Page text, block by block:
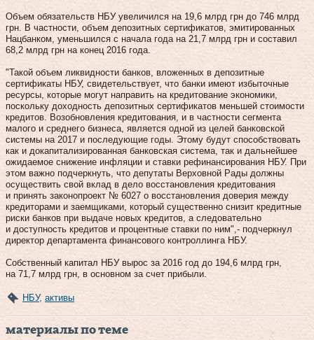
Объем обязательств НБУ увеличился на 19,6 млрд грн до 746 млрд
грн. В частности, объем депозитных сертификатов, эмитированных
Нацбанком, уменьшился с начала года на 21,7 млрд грн и составил
68,2 млрд грн на конец 2016 года.
"Такой объем ликвидности банков, вложенных в депозитные
сертификаты НБУ, свидетельствует, что банки имеют избыточные
ресурсы, которые могут направить на кредитование экономики,
поскольку доходность депозитных сертификатов меньшей стоимости
кредитов. Возобновления кредитования, и в частности сегмента
малого и среднего бизнеса, является одной из целей банковской
системы на 2017 и последующие годы. Этому будут способствовать
как и докапитализированная банковская система, так и дальнейшее
ожидаемое снижение инфляции и ставки рефинансирования НБУ. При
этом важно подчеркнуть, что депутаты Верховной Рады должны
осуществить свой вклад в дело восстановления кредитования
и принять законопроект № 6027 о восстановления доверия между
кредиторами и заемщиками, который существенно снизит кредитные
риски банков при выдаче новых кредитов, а следовательно
и доступность кредитов и процентные ставки по ним",- подчеркнул
директор департамента финансового контроллинга НБУ.
Собственный капитал НБУ вырос за 2016 год до 194,6 млрд грн,
на 71,7 млрд грн, в основном за счет прибыли.
НБУ, активы
материалы по теме